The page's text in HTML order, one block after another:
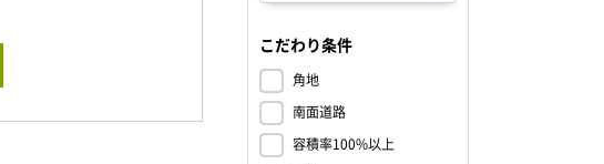
こだわり条件
角地
南面道路
容積率100%以上